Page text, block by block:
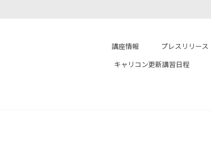
講座情報 プレスリリース
キャリコン更新講習日程